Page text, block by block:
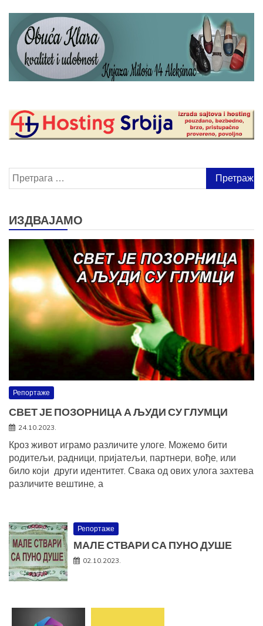
Претрага
за:
ИЗДВАЈАМО
Репортаже
СВЕТ ЈЕ ПОЗОРНИЦА А ЉУДИ СУ ГЛУМЦИ
24.10.2023.
Кроз живот играмо различите улоге. Можемо бити
родитељи, радници, пријатељи, партнери, вође, или
било који други идентитет. Свака од ових улога захтева
различите вештине, а
Репортаже
МАЛЕ СТВАРИ СА ПУНО ДУШЕ
02.10.2023.